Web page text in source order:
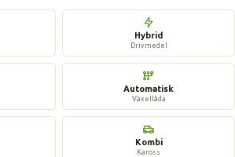
Hybrid
Drivmedel
Automatisk
Växellåda
Kombi
Kaross